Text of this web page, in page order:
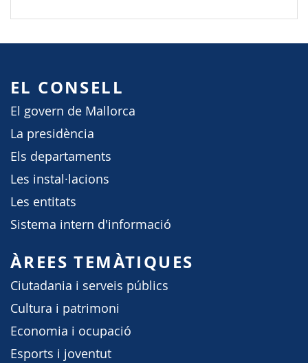
EL CONSELL
El govern de Mallorca
La presidència
Els departaments
Les instal·lacions
Les entitats
Sistema intern d'informació
ÀREES TEMÀTIQUES
Ciutadania i serveis públics
Cultura i patrimoni
Economia i ocupació
Esports i joventut